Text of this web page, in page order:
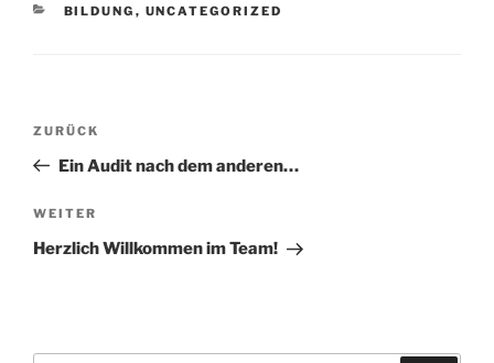
KATEGORIEN
BILDUNG , UNCATEGORIZED
Beitragsnavigation
Vorheriger
Beitrag
ZURÜCK
Ein Audit nach dem anderen…
Nächster
Beitrag
WEITER
Herzlich Willkommen im Team!